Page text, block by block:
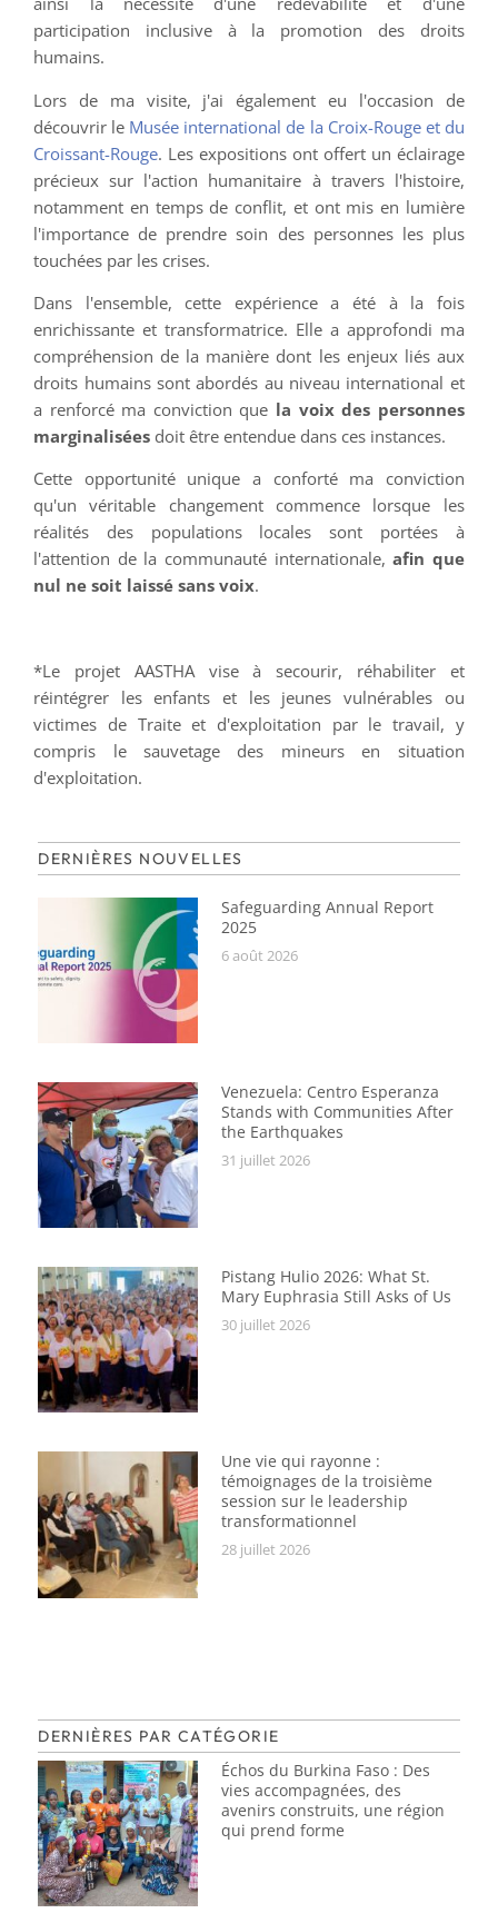
participation inclusive à la promotion des droits
humains.
Lors de ma visite, j'ai également eu l'occasion de
découvrir le Musée international de la Croix-Rouge et du
Croissant-Rouge. Les expositions ont offert un éclairage
précieux sur l'action humanitaire à travers l'histoire,
notamment en temps de conflit, et ont mis en lumière
l'importance de prendre soin des personnes les plus
touchées par les crises.
Dans l'ensemble, cette expérience a été à la fois
enrichissante et transformatrice. Elle a approfondi ma
compréhension de la manière dont les enjeux liés aux
droits humains sont abordés au niveau international et
a renforcé ma conviction que la voix des personnes
marginalisées doit être entendue dans ces instances.
Cette opportunité unique a conforté ma conviction
qu'un véritable changement commence lorsque les
réalités des populations locales sont portées à
l'attention de la communauté internationale,afin que
nul ne soit laissé sans voix.
*Le projet AASTHA vise à secourir, réhabiliter et
réintégrer les enfants et les jeunes vulnérables ou
victimes de Traite et d'exploitation par le travail, y
compris le sauvetage des mineurs en situation
d'exploitation.
DERNIÈRES NOUVELLES
Safeguarding Annual Report
2025
6 août 2026
Venezuela: Centro Esperanza
Stands with Communities After
the Earthquakes
31 juillet 2026
Pistang Hulio 2026: What St.
Mary Euphrasia Still Asks of Us
30 juillet 2026
Une vie qui rayonne :
témoignages de la troisième
session sur le leadership
transformationnel
28 juillet 2026
DERNIÈRES PAR CATÉGORIE
Échos du Burkina Faso : Des
vies accompagnées, des
avenirs construits, une région
qui prend forme